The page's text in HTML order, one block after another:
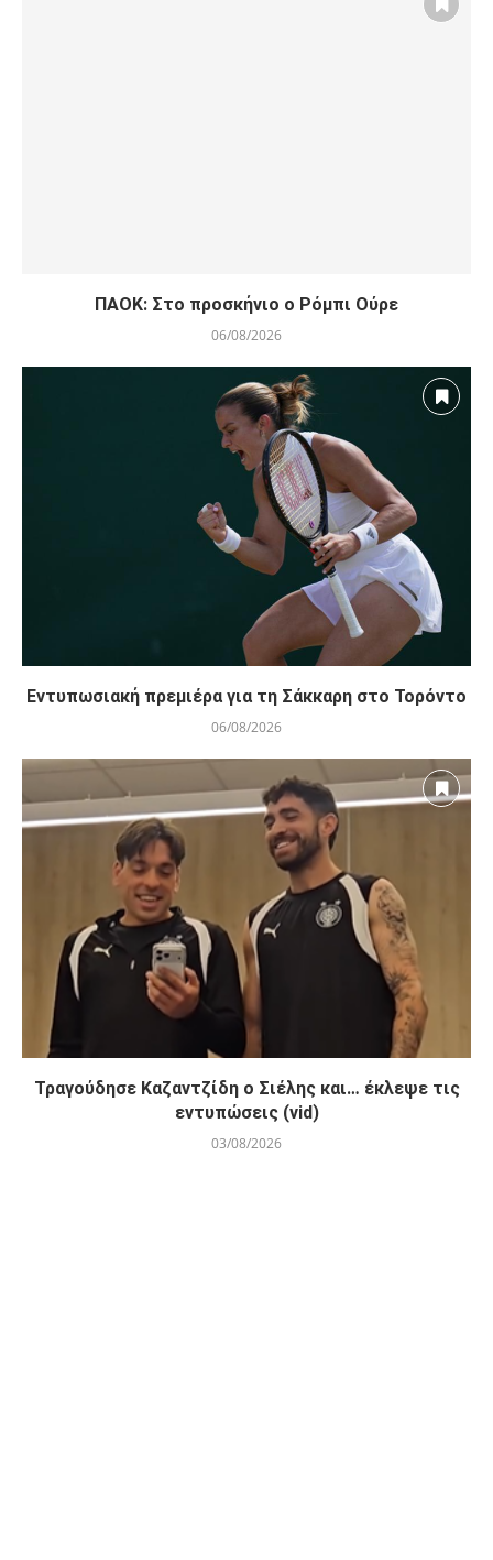
ΠΑΟΚ: Στο προσκήνιο ο Ρόμπι Ούρε
06/08/2026
Εντυπωσιακή πρεμιέρα για τη Σάκκαρη στο Τορόντο
06/08/2026
Τραγούδησε Καζαντζίδη ο Σιέλης και… έκλεψε τις
εντυπώσεις (vid)
03/08/2026